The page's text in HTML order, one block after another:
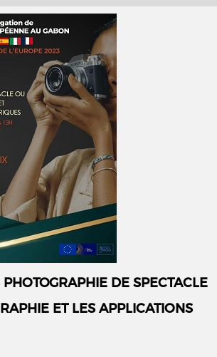
DE SPECTACLE
ET LES APPLICATIONS